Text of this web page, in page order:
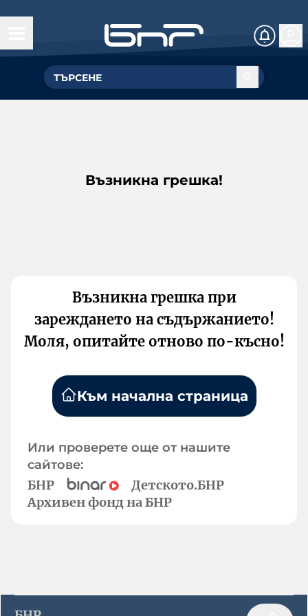
Възникна грешка!
Възникна грешка при
зареждането на съдържанието!
Моля, опитайте отново по-късно!
Към начална страница
Или проверете още от нашите
сайтове:
БНР
Детското.БНР
Архивен фонд на БНР